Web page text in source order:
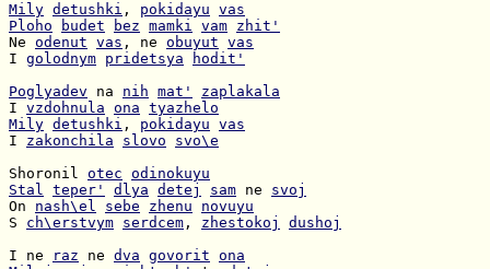
Mily detushki , pokidayu vas
Ploho
budet bez mamki vam zhit'
Ne odenut vas , ne obuyut vas
I golodnym pridetsya
hodit'
Poglyadev na nih mat'
zaplakala
I vzdohnula ona tyazhelo
Mily detushki , pokidayu vas
I zakonchila slovo
svo\e
Shoronil otec odinokuyu
Stal teper' dlya detej sam ne svoj
On nash\el sebe zhenu
novuyu
S ch\erstvym serdcem , zhestokoj
dushoj
I ne
raz ne dva govorit ona